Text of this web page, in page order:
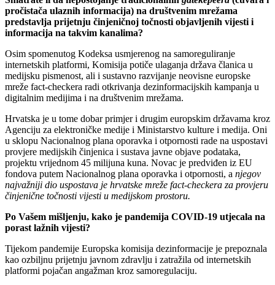
pročistača ulaznih informacija) na društvenim mrežama
predstavlja prijetnju činjeničnoj točnosti objavljenih vijesti i
informacija na takvim kanalima?
Osim spomenutog Kodeksa usmjerenog na samoreguliranje
internetskih platformi, Komisija potiče ulaganja država članica u
medijsku pismenost, ali i sustavno razvijanje neovisne europske
mreže fact-checkera radi otkrivanja dezinformacijskih kampanja u
digitalnim medijima i na društvenim mrežama.
Hrvatska je u tome dobar primjer i drugim europskim državama kroz
Agenciju za elektroničke medije i Ministarstvo kulture i medija. Oni
u sklopu Nacionalnog plana oporavka i otpornosti rade na uspostavi
provjere medijskih činjenica i sustava javne objave podataka,
projektu vrijednom 45 milijuna kuna. Novac je predviđen iz EU
fondova putem Nacionalnog plana oporavka i otpornosti, a njegov
najvažniji dio uspostava je hrvatske mreže fact-checkera za provjeru
činjenične točnosti vijesti u medijskom prostoru.
Po Vašem mišljenju, kako je pandemija COVID-19 utjecala na
porast lažnih vijesti?
Tijekom pandemije Europska komisija dezinformacije je prepoznala
kao ozbiljnu prijetnju javnom zdravlju i zatražila od internetskih
platformi pojačan angažman kroz samoregulaciju.